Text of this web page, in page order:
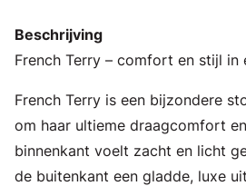
Beschrijving
French Terry – comfort en stijl in
French Terry is een bijzondere
om haar ultieme draagcomfort
binnenkant voelt zacht en licht
de buitenkant een gladde, luxe